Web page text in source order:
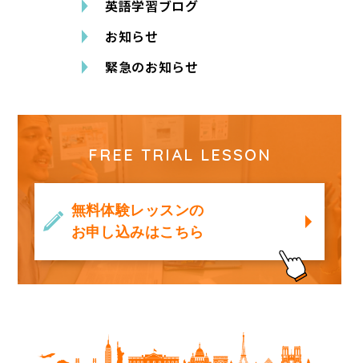
英語学習ブログ
お知らせ
緊急のお知らせ
FREE TRIAL LESSON
無料体験レッスンの
お申し込みはこちら